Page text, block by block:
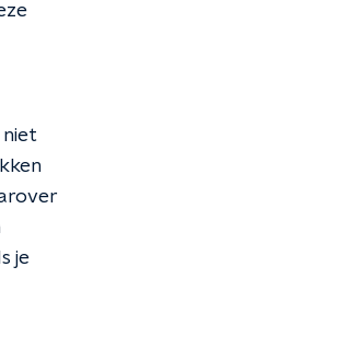
niet
je